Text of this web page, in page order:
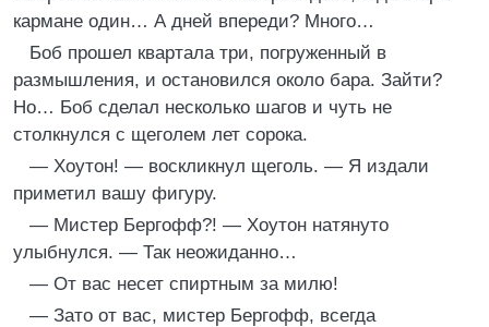
кармане один… А дней впереди? Много…
Боб прошел квартала три, погруженный в
размышления, и остановился около бара. Зайти?
Но… Боб сделал несколько шагов и чуть не
столкнулся с щеголем лет сорока.
— Хоутон! — воскликнул щеголь. — Я издали
приметил вашу фигуру.
— Мистер Бергофф?! — Хоутон натянуто
улыбнулся. — Так неожиданно…
— От вас несет спиртным за милю!
— Зато от вас, мистер Бергофф, всегда